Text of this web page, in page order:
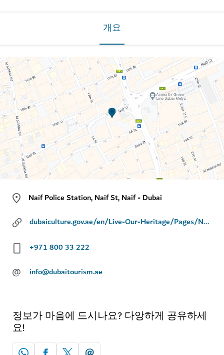
개요
Naif Police Station, Naif St, Naif - Dubai
dubaiculture.gov.ae/en/Live-Our-Heritage/Pages/Naif-Museum.aspx
+971 800 33 222
@ info@dubaitourism.ae
정보가 마음에 드시나요? 다앙하게 공유하세
요!